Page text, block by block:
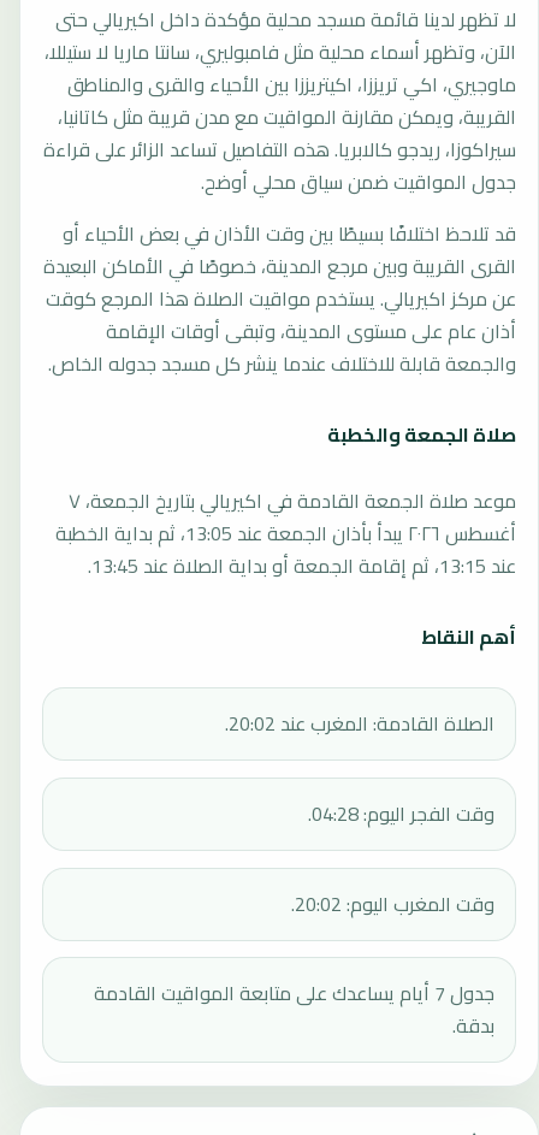
لا تظهر لدينا قائمة مسجد محلية مؤكدة داخل اكيريالي حتى
الآن، وتظهر أسماء محلية مثل فامبوليري، سانتا ماريا لا ستيللا،
ماوجيري، اكي تريززا، اكيتريززا بين الأحياء والقرى والمناطق
القريبة، ويمكن مقارنة المواقيت مع مدن قريبة مثل كاتانيا،
سيراكوزا، ريدجو كالابريا. هذه التفاصيل تساعد الزائر على قراءة
جدول المواقيت ضمن سياق محلي أوضح.
قد تلاحظ اختلافًا بسيطًا بين وقت الأذان في بعض الأحياء أو
القرى القريبة وبين مرجع المدينة، خصوصًا في الأماكن البعيدة
عن مركز اكيريالي. يستخدم مواقيت الصلاة هذا المرجع كوقت
أذان عام على مستوى المدينة، وتبقى أوقات الإقامة
والجمعة قابلة للاختلاف عندما ينشر كل مسجد جدوله الخاص.
صلاة الجمعة والخطبة
موعد صلاة الجمعة القادمة في اكيريالي بتاريخ الجمعة، ٧
أغسطس ٢٠٢٦ يبدأ بأذان الجمعة عند 13:05، ثم بداية الخطبة
عند 13:15، ثم إقامة الجمعة أو بداية الصلاة عند 13:45.
أهم النقاط
الصلاة القادمة: المغرب عند 20:02.
وقت الفجر اليوم: 04:28.
وقت المغرب اليوم: 20:02.
جدول 7 أيام يساعدك على متابعة المواقيت القادمة
بدقة.